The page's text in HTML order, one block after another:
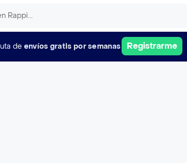
de envíos gratis por semanas Registrarme